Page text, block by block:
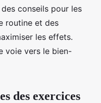
conseils pour les
routine et des
les effets.
voie vers le bien-
des exercices